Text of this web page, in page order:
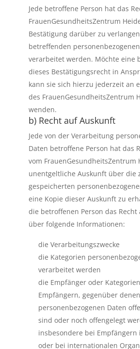
Jede betroffene Person hat das
FrauenGesundheitsZentrum
Bestätigung darüber zu
betreffenden
verarbeitet werden. Möchte eine
dieses Bestätigungsrecht in
kann sie sich hierzu jederzeit an
des FrauenGesundheitsZentrum
wenden.
b) Recht auf Auskunft
Jede von der Verarbeitung
Daten betroffene Person hat das
vom FrauenGesundheitsZentrum
unentgeltliche Auskunft über die
gespeicherten
eine Kopie dieser Auskunft zu
die betroffenen Person das
über folgende Informationen:
die Verarbeitungszwecke
die Kategorien
verarbeitet werden
die Empfänger oder
Empfängern, gegenüber
personenbezogenen Daten
sind oder noch offengelegt
insbesondere bei
oder bei internationalen